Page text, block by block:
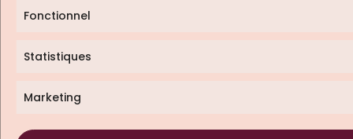
Fonctionnel
Statistiques
Marketing